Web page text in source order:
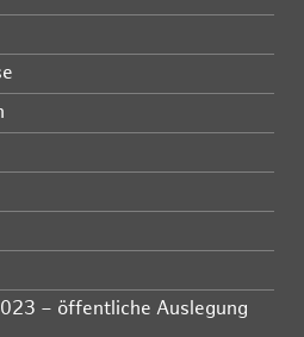
– öffentliche Auslegung